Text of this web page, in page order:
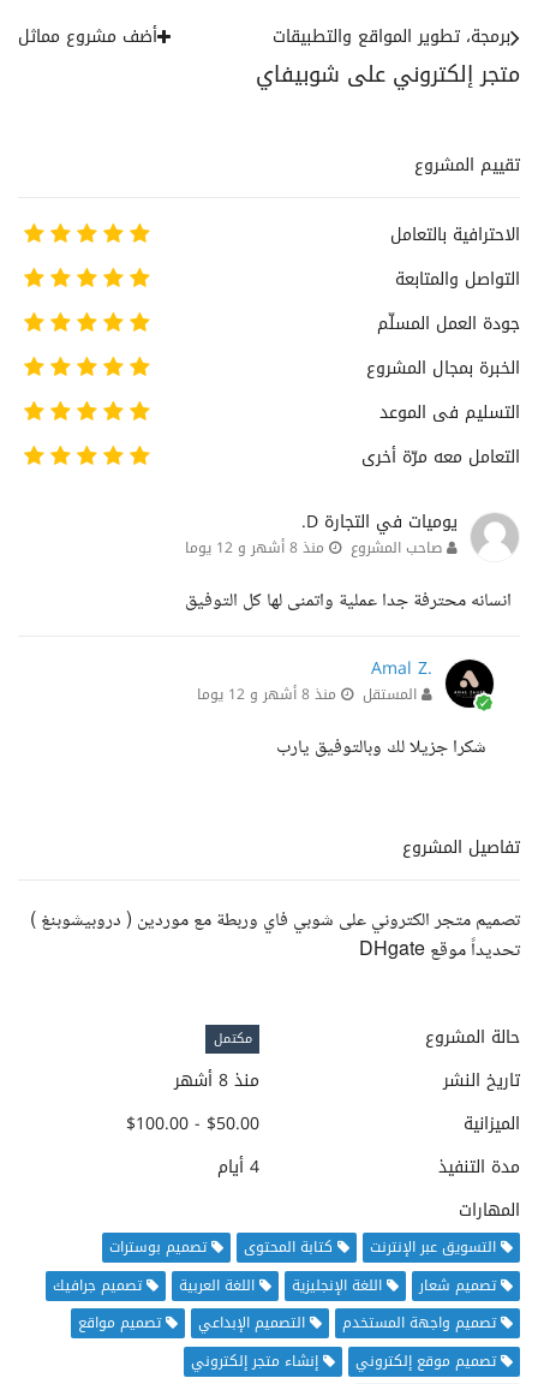
متجر إلكتروني على شوبيفاي
برمجة، تطوير المواقع والتطبيقات أضف مشروع مماثل
تقييم المشروع
الاحترافية بالتعامل
التواصل والمتابعة
جودة العمل المسلّم
الخبرة بمجال المشروع
التسليم فى الموعد
التعامل معه مرّة أخرى
يوميات في التجارة D.
صاحب المشروع منذ 8 أشهر و 12 يوما
انسانه محترفة جدا عملية واتمنى لها كل التوفيق
Amal Z.
المستقل منذ 8 أشهر و 12 يوما
شكرا جزيلا لك وبالتوفيق يارب
تفاصيل المشروع
تصميم متجر الكتروني على شوبي فاي وربطة مع موردين ( دروبيشوبنغ )
تحديداً موقع DHgate
حالة المشروع مكتمل
تاريخ النشر
منذ 8 أشهر
الميزانية
$50.00 - $100.00
مدة التنفيذ
4 أيام
المهارات
التسويق عبر الإنترنت كتابة المحتوى
تصميم بوسترات
تصميم شعار
اللغة الإنجليزية اللغة العربية
تصميم جرافيك
تصميم واجهة المستخدم
التصميم الإبداعي
تصميم مواقع
تصميم موقع إلكتروني
إنشاء متجر إلكتروني